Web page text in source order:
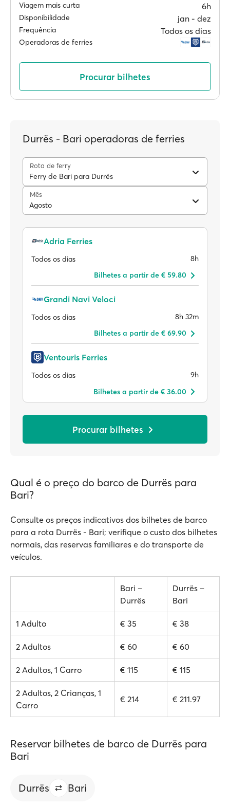
Viagem mais curta 6h
Disponibilidade jan ‐ dez
Frequência Todos os dias
Operadoras de ferries
Procurar bilhetes
Durrës - Bari operadoras de ferries
Rota de ferry
Ferry de Bari para Durrës
Mês
Agosto
Adria Ferries
Todos os dias
8h
Bilhetes a partir de € 59.80
Grandi Navi Veloci
Todos os dias
8h 32m
Bilhetes a partir de € 69.90
Ventouris Ferries
Todos os dias
9h
Bilhetes a partir de € 36.00
Procurar bilhetes
Qual é o preço do barco de Durrës para
Bari?
Consulte os preços indicativos dos bilhetes de barco
para a rota Durrës - Bari; verifique o custo dos bilhetes
normais, das reservas familiares e do transporte de
veículos.
Bari –
Durrës
Durrës –
Bari
1 Adulto € 35 € 38
2 Adultos € 60 € 60
2 Adultos, 1 Carro € 115 € 115
2 Adultos, 2 Crianças, 1
Carro
€ 214 € 211.97
Reservar bilhetes de barco de Durrës para
Bari
Durrës Bari